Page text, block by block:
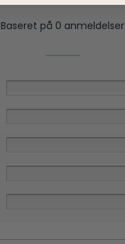
Baseret på 0 anmeldelser